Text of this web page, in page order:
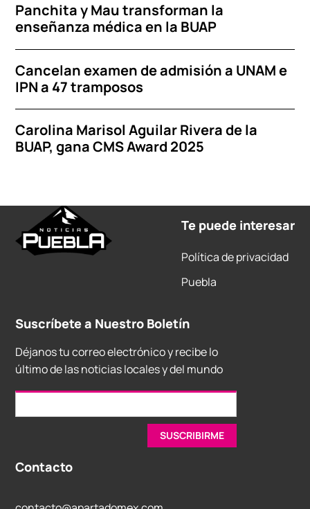
Panchita y Mau transforman la
enseñanza médica en la BUAP
Cancelan examen de admisión a UNAM e
IPN a 47 tramposos
Carolina Marisol Aguilar Rivera de la
BUAP, gana CMS Award 2025
Te puede interesar
Política de privacidad
Puebla
Suscríbete a Nuestro Boletín
Déjanos tu correo electrónico y recibe lo
último de las noticias locales y del mundo
Contacto